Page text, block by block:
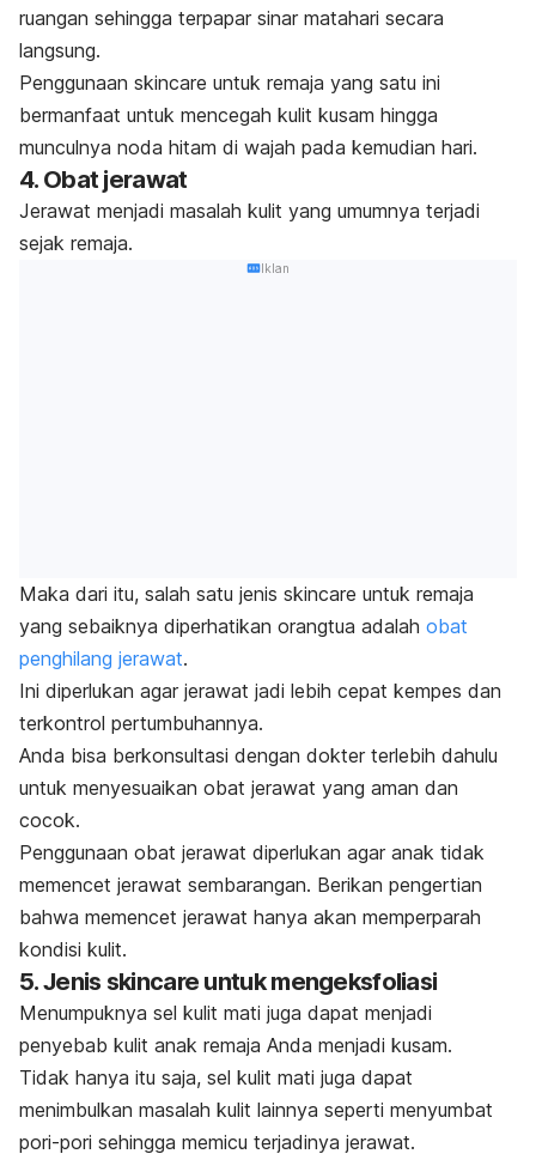
ruangan sehingga terpapar sinar matahari secara
langsung.
Penggunaan skincare untuk remaja yang satu ini
bermanfaat untuk mencegah kulit kusam hingga
munculnya noda hitam di wajah pada kemudian hari.
4. Obat jerawat
Jerawat menjadi masalah kulit yang umumnya terjadi
sejak remaja.
Iklan
Maka dari itu, salah satu jenis skincare untuk remaja
yang sebaiknya diperhatikan orangtua adalah obat
penghilang jerawat.
Ini diperlukan agar jerawat jadi lebih cepat kempes dan
terkontrol pertumbuhannya.
Anda bisa berkonsultasi dengan dokter terlebih dahulu
untuk menyesuaikan obat jerawat yang aman dan
cocok.
Penggunaan obat jerawat diperlukan agar anak tidak
memencet jerawat sembarangan. Berikan pengertian
bahwa memencet jerawat hanya akan memperparah
kondisi kulit.
5. Jenis skincare untuk mengeksfoliasi
Menumpuknya sel kulit mati juga dapat menjadi
penyebab kulit anak remaja Anda menjadi kusam.
Tidak hanya itu saja, sel kulit mati juga dapat
menimbulkan masalah kulit lainnya seperti menyumbat
pori-pori sehingga memicu terjadinya jerawat.